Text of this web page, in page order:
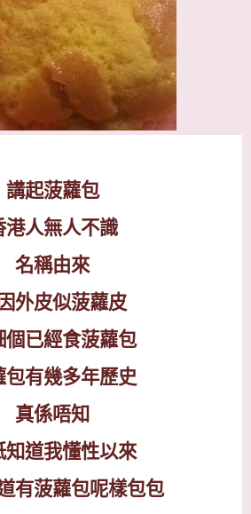
講起菠蘿包
港人無人不識
名稱由來
外皮似菠蘿皮
個已經食菠蘿包
包有幾多年歷史
真係唔知
知道我懂性以來
有菠蘿包呢樣包包